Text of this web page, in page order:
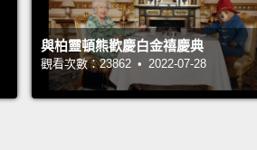
與柏靈頓熊歡慶白金禧慶典
觀看次數：23862 • 2022-07-28